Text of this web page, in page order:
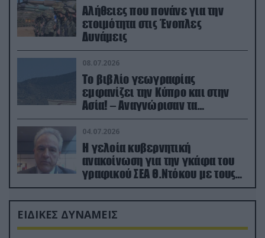
Αλήθειες που πονάνε για την
ετοιμότητα στις Ένοπλες
Δυνάμεις
08.07.2026
Το βιβλίο γεωγραφίας
εμφανίζει την Κύπρο και στην
Ασία! – Αναγνώρισαν τα
κατεχόμενα; (φωτο)
04.07.2026
Η γελοία κυβερνητική
ανακοίνωση για την γκάφα του
γραφικού ΣΕΑ Θ.Ντόκου με τους
Ρώσους φαρσέρ
ΕΙΔΙΚΕΣ ΔΥΝΑΜΕΙΣ